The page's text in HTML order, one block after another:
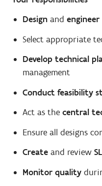
Design and engineer
Select appropriate
Develop technical
management
Conduct feasibility
Act as the central
Ensure all designs
Create and review
Monitor quality